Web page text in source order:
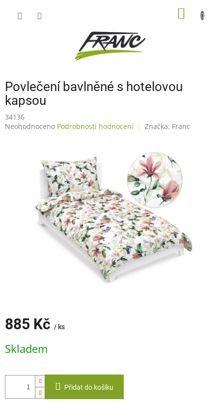
Povlečení bavlněné s hotelovou
kapsou
34136
Průměrné
Neohodnoceno Podrobnosti hodnocení Značka: Franc
885 Kč / ks
cena:
Skladem
Přidat do košíku